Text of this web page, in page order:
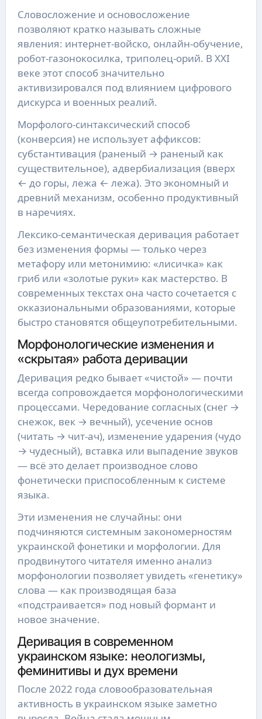
Словосложение и основосложение
позволяют кратко называть сложные
явления: интернет-войско, онлайн-обучение,
робот-газонокосилка, триполец-орий. В XXI
веке этот способ значительно
активизировался под влиянием цифрового
дискурса и военных реалий.
Морфолого-синтаксический способ
(конверсия) не использует аффиксов:
субстантивация (раненый → раненый как
существительное), адвербиализация (вверх
← до горы, лежа ← лежа). Это экономный и
древний механизм, особенно продуктивный
в наречиях.
Лексико-семантическая деривация работает
без изменения формы — только через
метафору или метонимию: «лисичка» как
гриб или «золотые руки» как мастерство. В
современных текстах она часто сочетается с
окказиональными образованиями, которые
быстро становятся общеупотребительными.
Морфонологические изменения и
«скрытая» работа деривации
Деривация редко бывает «чистой» — почти
всегда сопровождается морфонологическими
процессами. Чередование согласных (снег →
снежок, век → вечный), усечение основ
(читать → чит-ач), изменение ударения (чудо
→ чудесный), вставка или выпадение звуков
— всё это делает производное слово
фонетически приспособленным к системе
языка.
Эти изменения не случайны: они
подчиняются системным закономерностям
украинской фонетики и морфологии. Для
продвинутого читателя именно анализ
морфонологии позволяет увидеть «генетику»
слова — как производящая база
«подстраивается» под новый формант и
новое значение.
Деривация в современном
украинском языке: неологизмы,
феминитивы и дух времени
После 2022 года словообразовательная
активность в украинском языке заметно